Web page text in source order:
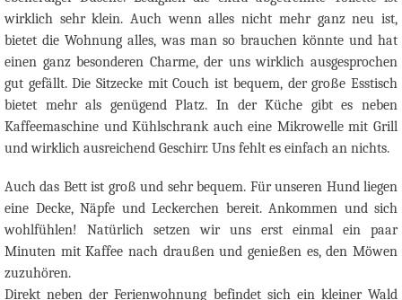
wirklich sehr klein. Auch wenn alles nicht mehr ganz neu ist,
bietet die Wohnung alles, was man so brauchen könnte und hat
einen ganz besonderen Charme, der uns wirklich ausgesprochen
gut gefällt. Die Sitzecke mit Couch ist bequem, der große Esstisch
bietet mehr als genügend Platz. In der Küche gibt es neben
Kaffeemaschine und Kühlschrank auch eine Mikrowelle mit Grill
und wirklich ausreichend Geschirr. Uns fehlt es einfach an nichts.
Auch das Bett ist groß und sehr bequem. Für unseren Hund liegen
eine Decke, Näpfe und Leckerchen bereit. Ankommen und sich
wohlfühlen! Natürlich setzen wir uns erst einmal ein paar
Minuten mit Kaffee nach draußen und genießen es, den Möwen
zuzuhören.
Direkt neben der Ferienwohnung befindet sich ein kleiner Wald